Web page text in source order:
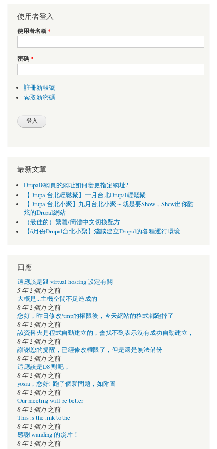
使用者登入
使用者名稱*
密碼*
註冊新帳號
索取新密碼
最新文章
Drupal8網頁的網址如何變更指定網址?
【Drupal台北輕鬆聚】一月台北Drupal輕鬆聚
【Drupal台北小聚】九月台北小聚～就是要Show，Show出你酷
炫的Drupal網站
（最佳的）繁體/簡體中文切換配方
【6月份Drupal台北小聚】淺談建立Drupal的各種運行環境
回應
這應該是跟 virtual hosting 設定有關
5 年 2 個月 之前
大概是...主機空間不足造成的
8 年 2 個月 之前
您好，昨日修改/tmp的權限後，今天網站的格式都跑掉了
8 年 2 個月 之前
該資料夾是程式自動建立的，會找不到表示沒有成功自動建立，
8 年 2 個月 之前
謝謝您的提醒，已經修改權限了，但是還是無法備份
8 年 2 個月 之前
這應該是D8 對吧，
8 年 2 個月 之前
yosia，您好! 跑了個新問題，如附圖
8 年 2 個月 之前
Our meeting will be better
8 年 2 個月 之前
This is the link to the
8 年 2 個月 之前
感謝 wanding 的照片！
8 年 2 個月 之前